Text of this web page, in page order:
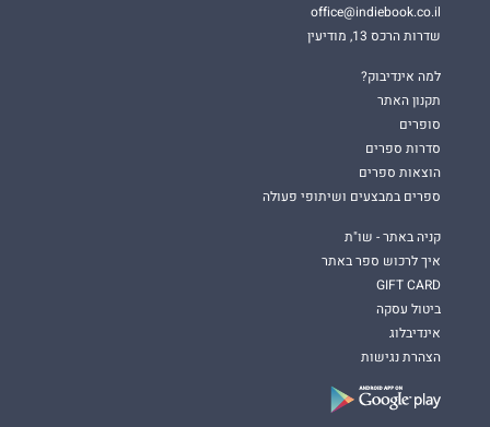
office@indiebook.co.il
שדרות הרכס 13, מודיעין
למה אינדיבוק?
תקנון האתר
סופרים
סדרות ספרים
הוצאות ספרים
ספרים במבצעים ושיתופי פעולה
קניה באתר - שו"ת
איך לרכוש ספר באתר
GIFT CARD
ביטול עסקה
אינדיבלוג
הצהרת נגישות